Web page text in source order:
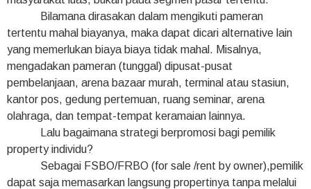
Bilamana dirasakan dalam mengikuti pameran
tertentu mahal biayanya, maka dapat dicari alternative lain
yang memerlukan biaya biaya tidak mahal. Misalnya,
mengadakan pameran (tunggal) dipusat-pusat
pembelanjaan, arena bazaar murah, terminal atau stasiun,
kantor pos, gedung pertemuan, ruang seminar, arena
olahraga, dan tempat-tempat keramaian lainnya.
Lalu bagaimana strategi berpromosi bagi pemilik
property individu?
Sebagai FSBO/FRBO (for sale /rent by owner),pemilik
dapat saja memasarkan langsung propertinya tanpa melalui